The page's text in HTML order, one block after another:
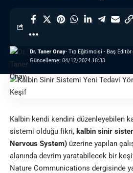
Güncelleme: 04/12/2024 18:33
Dr. Taner Onay- Tıp Eğitimcisi - Baş Editör
Kalbin kendi kendini düzenleyebilen
sistemi olduğu fikri, kalbin sinir
Nervous System) üzerine yapılan
alanında devrim yaratabilecek bir
Nature Communications dergisinde